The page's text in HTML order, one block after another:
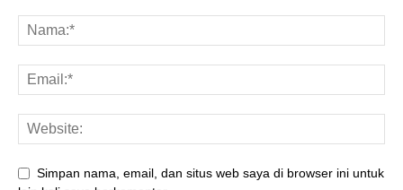
Simpan nama, email, dan situs web saya di browser ini untuk